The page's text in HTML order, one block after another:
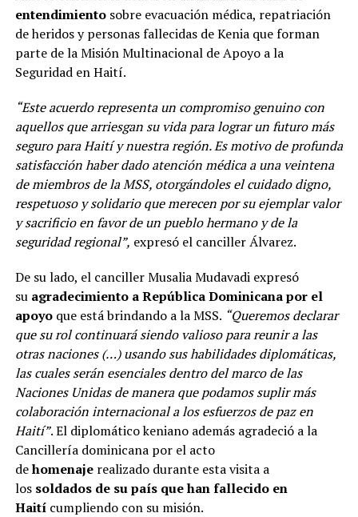
entendimientosobre evacuación médica, repatriación
de heridos y personas fallecidas de Kenia que forman
parte de la Misión Multinacional de Apoyo a la
Seguridad en Haití.
“Este acuerdo representa un compromiso genuino con
aquellos que arriesgan su vida para lograr un futuro más
seguro para Haití y nuestra región. Es motivo de profunda
satisfacción haber dado atención médica a una veintena
de miembros de la MSS, otorgándoles el cuidado digno,
respetuoso y solidario que merecen por su ejemplar valor
y sacrificio en favor de un pueblo hermano y de la
seguridad regional”, expresó el canciller Álvarez.
De su lado, el canciller Musalia Mudavadi expresó
su agradecimiento a República Dominicana por el
apoyoque está brindando a la MSS. “Queremos declarar
que su rol continuará siendo valioso para reunir a las
otras naciones (…) usando sus habilidades diplomáticas,
las cuales serán esenciales dentro del marco de las
Naciones Unidas de manera que podamos suplir más
colaboración internacional a los esfuerzos de paz en
Haití”. El diplomático keniano además agradeció a la
Cancillería dominicana por el acto
dehomenajerealizado durante esta visita a
los soldados de su país que han fallecido en
Haitícumpliendo con su misión.